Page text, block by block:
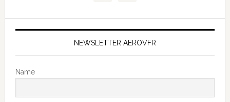
NEWSLETTER AEROVFR
Name